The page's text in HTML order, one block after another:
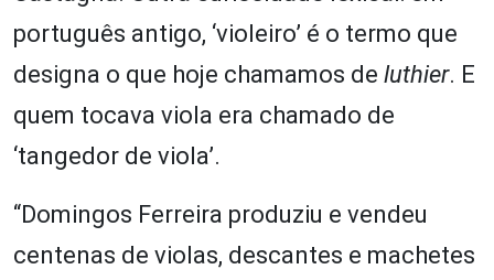
português antigo, ‘violeiro’ é o termo que
designa o que hoje chamamos de luthier. E
quem tocava viola era chamado de
‘tangedor de viola’.
“Domingos Ferreira produziu e vendeu
centenas de violas, descantes e machetes